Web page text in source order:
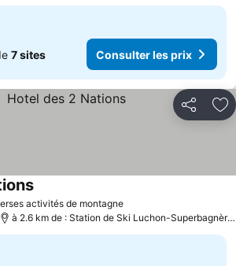
7 sites Consulter les prix
Partager
activités de montagne
à 2.6 km de : Station de Ski Luchon-Superbagnères